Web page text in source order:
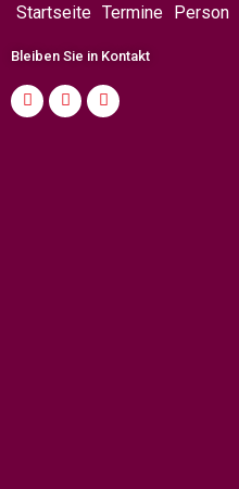
Startseite Termine Person
Bleiben Sie in Kontakt